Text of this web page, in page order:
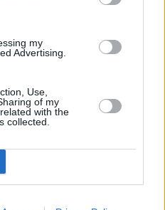
my
Advertising.
Use,
of my
with the
collected.
Kdy a kde bude Prima sport k
a kabelové televizi, ©